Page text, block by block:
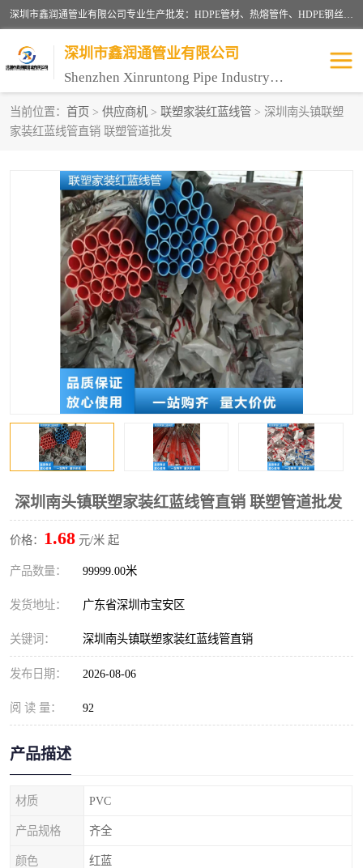
深圳市鑫润通管业有限公司专业生产批发：HDPE管材、热熔管件、HDPE钢丝骨架管、电熔管件、HDPE双壁波纹管、MPP电力管、井盖、PVC管材管件、PPR管材管件等；公司自创建以来，始终秉承“团结、务实、创新、守信”的服务宗旨，凭借专业的服务以及多年的勤奋拼搏，发展成为一家专业销售各种管材管件，绝缘电工套管及配件等系列产品的贸易公司。
深圳市鑫润通管业有限公司
Shenzhen Xinruntong Pipe Industry Co., Ltd
当前位置： 首页 > 供应商机 > 联塑家装红蓝线管 > 深圳南头镇联塑
家装红蓝线管直销 联塑管道批发
深圳南头镇联塑家装红蓝线管直销 联塑管道批发
价格： 1.68 元/米 起
产品数量： 99999.00米
发货地址： 广东省深圳市宝安区
关键词： 深圳南头镇联塑家装红蓝线管直销
发布日期： 2026-08-06
阅 读 量： 92
产品描述
材质 PVC
产品规格 齐全
颜色 红蓝
HDPE管材给水管
HDPE双壁波纹管 HDPE电力通讯管
UPVC电力通讯管 MPP电力通信管
联塑PVC管 联塑PPR管
联塑PE管 联塑家装红蓝线管